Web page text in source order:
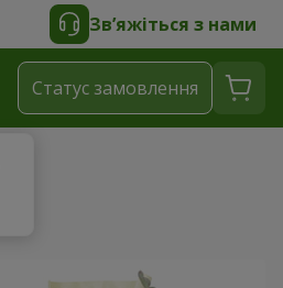
Зв’яжіться з нами
Статус замовлення